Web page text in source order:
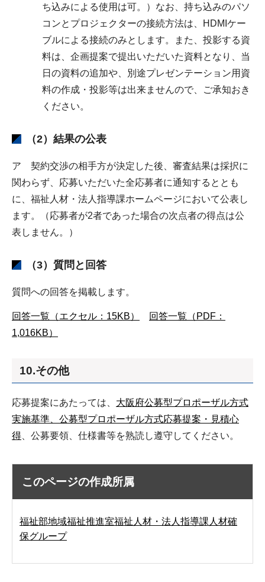
ち込みによる使用は可。）なお、持ち込みのパソ
コンとプロジェクターの接続方法は、HDMIケー
ブルによる接続のみとします。また、投影する資
料は、企画提案で提出いただいた資料となり、当
日の資料の追加や、別途プレゼンテーション用資
料の作成・投影等は出来ませんので、ご承知おき
ください。
（2）結果の公表
ア 契約交渉の相手方が決定した後、審査結果は採択に
関わらず、応募いただいた全応募者に通知するととも
に、福祉人材・法人指導課ホームページにおいて公表し
ます。（応募者が2者であった場合の次点者の得点は公
表しません。）
（3）質問と回答
質問への回答を掲載します。
回答一覧（エクセル：15KB）
回答一覧（PDF：
1,016KB）
10.その他
応募提案にあたっては、 大阪府公募型プロポーザル方式
実施基準、公募型プロポーザル方式応募提案・見積心
得 、公募要領、仕様書等を熟読し遵守してください。
このページの作成所属
福祉部地域福祉推進室福祉人材・法人指導課人材確
保グループ